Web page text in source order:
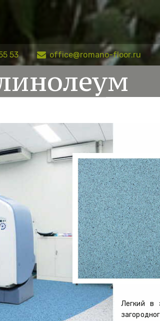
53 office@romano-floor.ru
Легкий в